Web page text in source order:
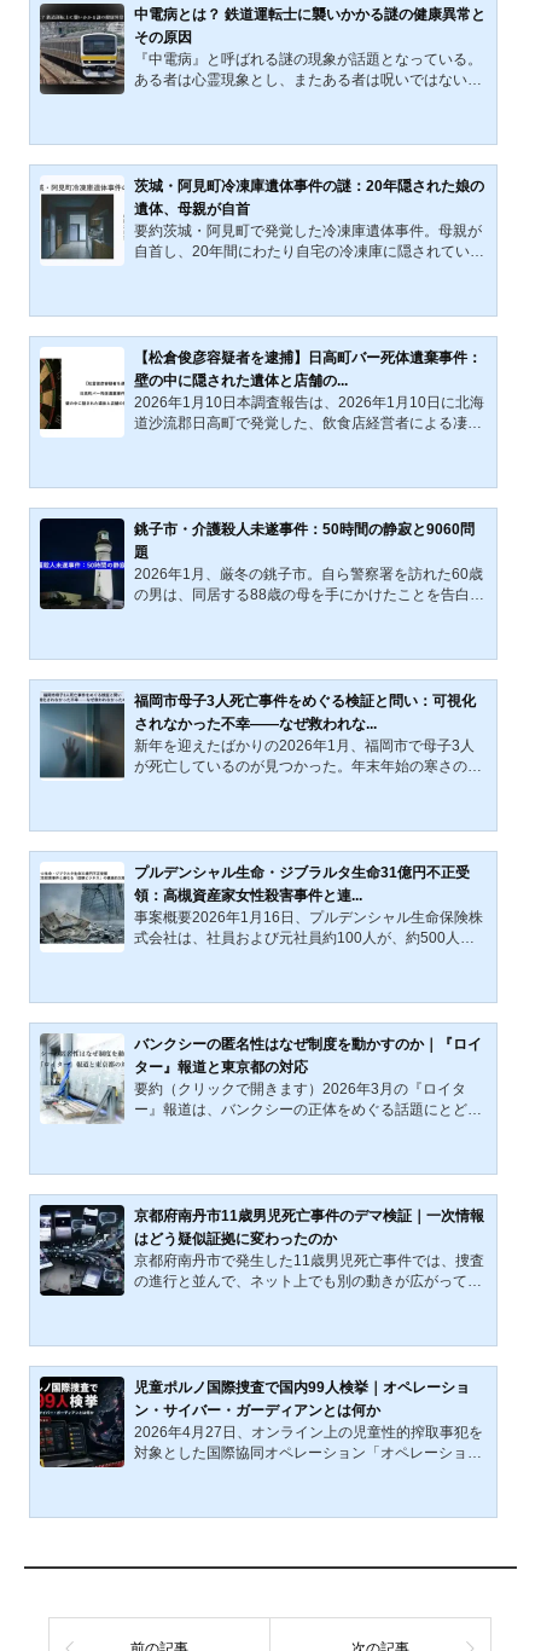
性と、情況証拠を積み上げた死刑確定・執行という二
重の重さを抱えている。何が有罪認定の土台となり、
どこに疑義が残るのか。個別の争点を確認しながら、
日本の刑事司法が抱える問題を読み直すための基礎資
料として再構成し...
中電病とは？ 鉄道運転士に襲いかかる謎の健康異常と
その原因
『中電病』と呼ばれる謎の現象が話題となっている。
ある者は心霊現象とし、またある者は呪いではないか
る。本記事では、この原因不明の不可解な現象――
『中電病』の謎に迫る。『中電病』とは何か？ 原因と
研究の現状2021年以降、JR東日本の中央・総武線各
駅停車（三鷹～千葉間）において、運転士の突発的な
意識障害が頻発している。この現象は、中野電車区
（現・中野統括センター中野南乗務ユニット）に所属
する運転士に限定的に発生...
茨城・阿見町冷凍庫遺体事件の謎：20年隠された娘の
遺体、母親が自首
要約茨城・阿見町で発覚した冷凍庫遺体事件。母親が
自首し、20年間にわたり自宅の冷凍庫に隠されていた
る。本事件は、夫の死後に明らかになった経緯や、夫
が真相を知っていたのかという謎が焦点となる。本記
事は、事件を長期にわたり不可視化させた要因を、孤
立した家族関係と親族との断絶に求めるものである。
茨城県阿見町で、約20年間にわたり娘の遺体を自宅の
冷凍庫に遺棄していたとして、母親（75歳）が死体遺
棄の疑いで逮捕され...
【松倉俊彦容疑者を逮捕】日高町バー死体遺棄事件：
壁の中に隠された遺体と店舗の...
2026年1月10日本調査報告は、2026年1月10日に北海
道沙流郡日高町で発覚した、飲食店経営者による凄惨
ら変わり果てた姿で発見されるという異常な事態は、
地域社会のみならず全国に大きな衝撃を与えた。公開
情報を基に事件の全容と被疑者、店舗の状況、そして
今後の捜査の焦点について論じる。事件の時系列チャ
ート（2025年12月～2026年1月）日付・曜日出来事
状況2025/12/31（水）被害女性の所在が不明（事件発
生の可能性）この頃、松...
銚子市・介護殺人未遂事件：50時間の静寂と9060問
題
2026年1月、厳冬の銚子市。自ら警察署を訪れた60歳
の男は、同居する88歳の母を手にかけたことを告白し
現代の歪みである「9060問題」の象徴と捉え、市の財
政データから支援の限界を浮き彫りにする。また、自
首の法的意義や過去の「温情判決」が辿った過酷な結
末にも言及。一人の男を追い込んだ「介護疲れ」の正
体と、司法・社会が果たすべき役割を多角的に検証し
ていく。事件概要：約50時間の「空白」が物語る極限
の孤立2026年1月、...
福岡市母子3人死亡事件をめぐる検証と問い：可視化
されなかった不幸――なぜ救われな...
新年を迎えたばかりの2026年1月、福岡市で母子3人
が死亡しているのが見つかった。年末年始の寒さの中
か。事件発覚後、SNS上では「生活保護の申請を却下
されたことが原因で心中に至った」といった趣旨の情
報が急速に拡散した。しかし福岡市は、これらの情報
について事実ではないと否定し、2026年1月13日、市
の公式ホームページおよび公式X（旧Twitter）アカウ
ント等を通じて、当該投稿に関する発信者情報の開示
請求手続きを進める方針を...
プルデンシャル生命・ジブラルタ生命31億円不正受
領：高槻資産家女性殺害事件と連...
事案概要2026年1月16日、プルデンシャル生命保険株
式会社は、社員および元社員約100人が、約500人の
るジブラルタ生命保険においても、元社員による約58
00万円の金銭不正受領が発覚し、謝罪が表明された。
これら100人規模、総額32億円に迫る不祥事は、単な
る個人の逸脱を超え、同グループのビジネスモデルお
よびガバナンスの根底に潜む「構造的欠陥」を浮き彫
りにしている。過去の事例との連続性：『高槻資産家
女性殺害事件』という「...
バンクシーの匿名性はなぜ制度を動かすのか｜『ロイ
ター』報道と東京都の対応
要約（クリックで開きます）2026年3月の『ロイタ
ー』報道は、バンクシーの正体をめぐる話題にとどま
年に東京都が『日の出駅』近くの防潮扉を取り外して
保管した対応も、同じ問題を映し出している。無名の
落書きは消されるのに、バンクシーの可能性が生じた
瞬間、それは保全の対象へ変わる。本稿は、その反転
の背後で制度が何に反応したのかを考える。本稿が問
うのは、バンクシーの正体そのものではない。問われ
ているのは、匿名のま...
京都府南丹市11歳男児死亡事件のデマ検証｜一次情報
はどう疑似証拠に変わったのか
京都府南丹市で発生した11歳男児死亡事件では、捜査
の進行と並んで、ネット上でも別の動きが広がってい
画像が重ねられ、未確定の領域が、すでに輪郭を持つ
事実のように扱われていったことである。本稿が見る
のは、その変質の経路である。事件概要｜確認事項と
時間差本稿では、被害児童をB、逮捕された養父をA、
元捜査関係者を名乗る発信者群をCと表記する。京都
府警は、確認できた事項を段階的に出していた。だ
が、その確認が積み上...
児童ポルノ国際捜査で国内99人検挙｜オペレーショ
ン・サイバー・ガーディアンとは何か
2026年4月27日、オンライン上の児童性的搾取事犯を
対象とした国際協同オペレーション「オペレーショ
同じ犯罪類型を対象に、同じ時期に集中的に捜査す
イル共有環境、そして国境を越える共有経路の中で、